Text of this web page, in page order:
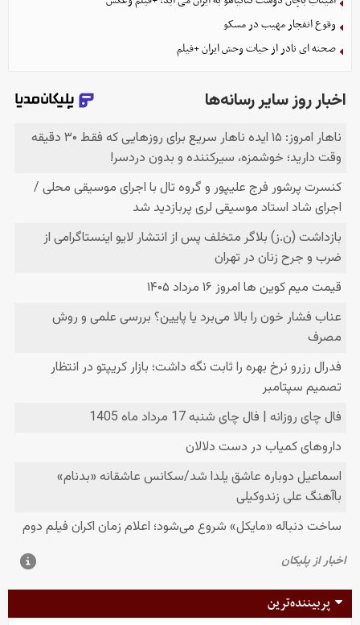
وقوع انفجار مهیب در مسکو
صحنه ای نادر از حیات وحش ایران +فیلم
پربیننده‌ترین